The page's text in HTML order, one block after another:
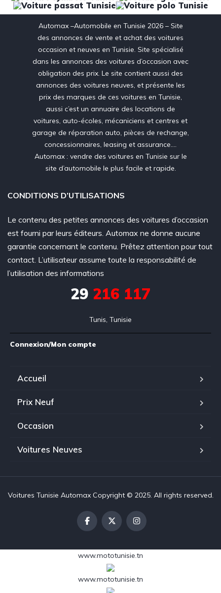
Automax –Automobile en Tunisie 2026 – Site
des annonces de vente et achat des voitures
occasion et neuves en Tunisie. Site spécialisé
dans les annonces des voitures d’occasion avec
obligation des prix. Le site contient aussi des
annonces des voitures neuves, et présente les
prix des marques de ces voitures en Tunisie,
aussi c’est un annuaire des locations de
voitures, auto-écoles, mécaniciens et centres et
garage de réparation auto, pièces de rechange,
concessionnaires, leasing et assurance….
Automax : vendre des voitures en Tunisie sur le
site d’automobile le plus facile et rapide.
CONDITIONS D’UTILISATIONS
Le contenu des petites annonces des voitures d’occasion
est fourni par leurs éditeurs. Automax ne donne aucune
garantie concernant le contenu. Prêtez attention pour tout
contact. L’utilisateur assume toute la responsabilité de
l’utilisation des informations
29 216 117
Tunis, Tunisie
Connexion/Mon compte
Accueil
Prix Neuf
Occasion
Voitures Neuves
Voitures Tunisie Automax Copyright © 2025. All rights reserved.
www.mototunisie.tn
www.mototunisie.tn